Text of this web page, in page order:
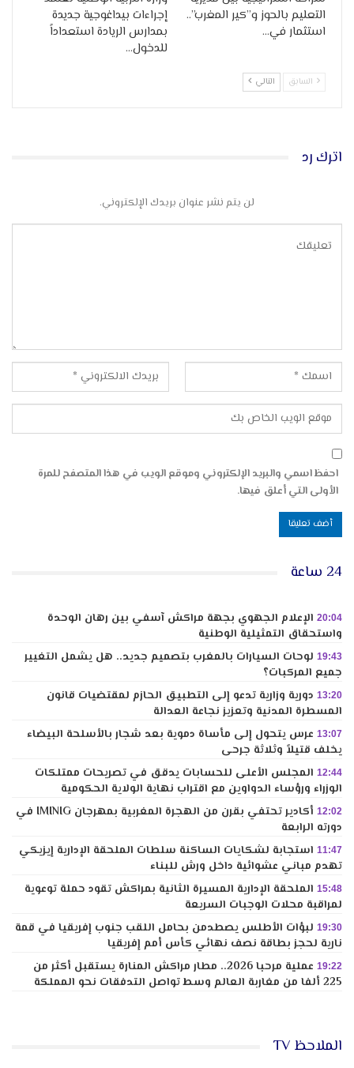
التعليم بالحوز و”كير المغرب”..
استثمار في…
إجراءات بيداغوجية جديدة
بمدارس الريادة استعداداً
للدخول…
السابق التالي
اترك رد
لن يتم نشر عنوان بريدك الإلكتروني.
احفظ اسمي والبريد الإلكتروني وموقع الويب في هذا المتصفح للمرة
الأولى التي أعلق فيها.
24 ساعة
20:04 الإعلام الجهوي بجهة مراكش آسفي بين رهان الوحدة
واستحقاق التمثيلية الوطنية
19:43 لوحات السيارات بالمغرب بتصميم جديد.. هل يشمل التغيير
جميع المركبات؟
13:20 دورية وزارية تدعو إلى التطبيق الحازم لمقتضيات قانون
المسطرة المدنية وتعزيز نجاعة العدالة
13:07 عرس يتحول إلى مأساة دموية بعد شجار بالأسلحة البيضاء
يخلف قتيلاً وثلاثة جرحى
12:44 المجلس الأعلى للحسابات يدقق في تصريحات ممتلكات
الوزراء ورؤساء الدواوين مع اقتراب نهاية الولاية الحكومية
12:02
أكادير تحتفي بقرن من الهجرة المغربية بمهرجان IMINIG في
دورته الرابعة
11:47 استجابة لشكايات الساكنة سلطات الملحقة الإدارية إيزيكي
تهدم مباني عشوائية داخل ورش للبناء
15:48 الملحقة الإدارية المسيرة الثانية بمراكش تقود حملة توعوية
لمراقبة محلات الوجبات السريعة
19:30 لبؤات الأطلس يصطدمن بحامل اللقب جنوب إفريقيا في قمة
نارية لحجز بطاقة نصف نهائي كأس أمم إفريقيا
19:22
عملية مرحبا 2026.. مطار مراكش المنارة يستقبل أكثر من
225 ألفا من مغاربة العالم وسط تواصل التدفقات نحو المملكة
الملاحظ TV